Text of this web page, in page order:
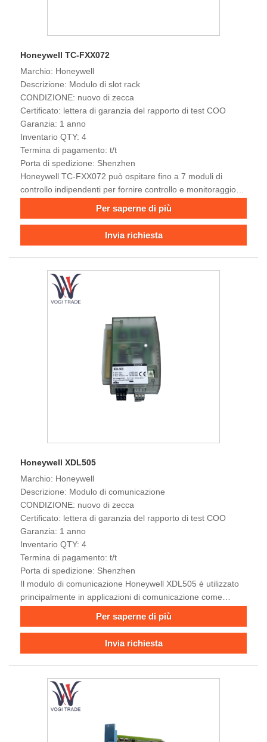
Honeywell TC-FXX072
Marchio: Honeywell
Descrizione: Modulo di slot rack
CONDIZIONE: nuovo di zecca
Certificato: lettera di garanzia del rapporto di test COO
Garanzia: 1 anno
Inventario QTY: 4
Termina di pagamento: t/t
Porta di spedizione: Shenzhen
Honeywell TC-FXX072 può ospitare fino a 7 moduli di
controllo indipendenti per fornire controllo e monitoraggio
centralizzati delle attrezzature industriali. Progettato per
affidabilità e flessibilità, è adatto a ambienti industriali duri
Per saperne di più
Invia richiesta
Honeywell XDL505
Marchio: Honeywell
Descrizione: Modulo di comunicazione
CONDIZIONE: nuovo di zecca
Certificato: lettera di garanzia del rapporto di test COO
Garanzia: 1 anno
Inventario QTY: 4
Termina di pagamento: t/t
Porta di spedizione: Shenzhen
Il modulo di comunicazione Honeywell XDL505 è utilizzato
principalmente in applicazioni di comunicazione come
LON/C-BUS, che consentono l'interconnessione e la
trasmissione dei dati tra i dispositivi.
Per saperne di più
Invia richiesta